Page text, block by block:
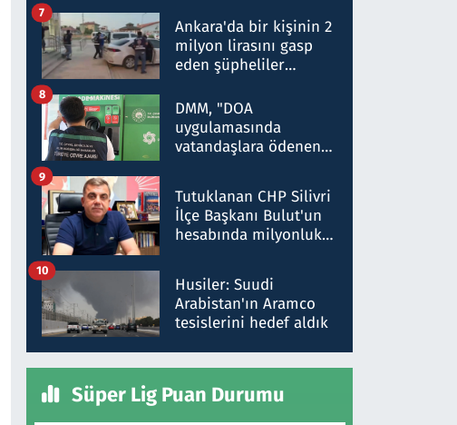
ifadelerinden ortaya
çıkan tablo şok etti
Ankara'da bir kişinin 2
milyon lirasını gasp
eden şüpheliler
7
DMM, "DOA
uygulamasında
vatandaşlara ödenen
düşürüldüğü" iddiasını
yalanladı
8
Tutuklanan CHP Silivri
İlçe Başkanı Bulut'un
hesabında milyonluk
talimat verdi, ben
gönderdim
9
Husiler: Suudi
Arabistan'ın Aramco
tesislerini hedef aldık
10
Süper Lig Puan Durumu